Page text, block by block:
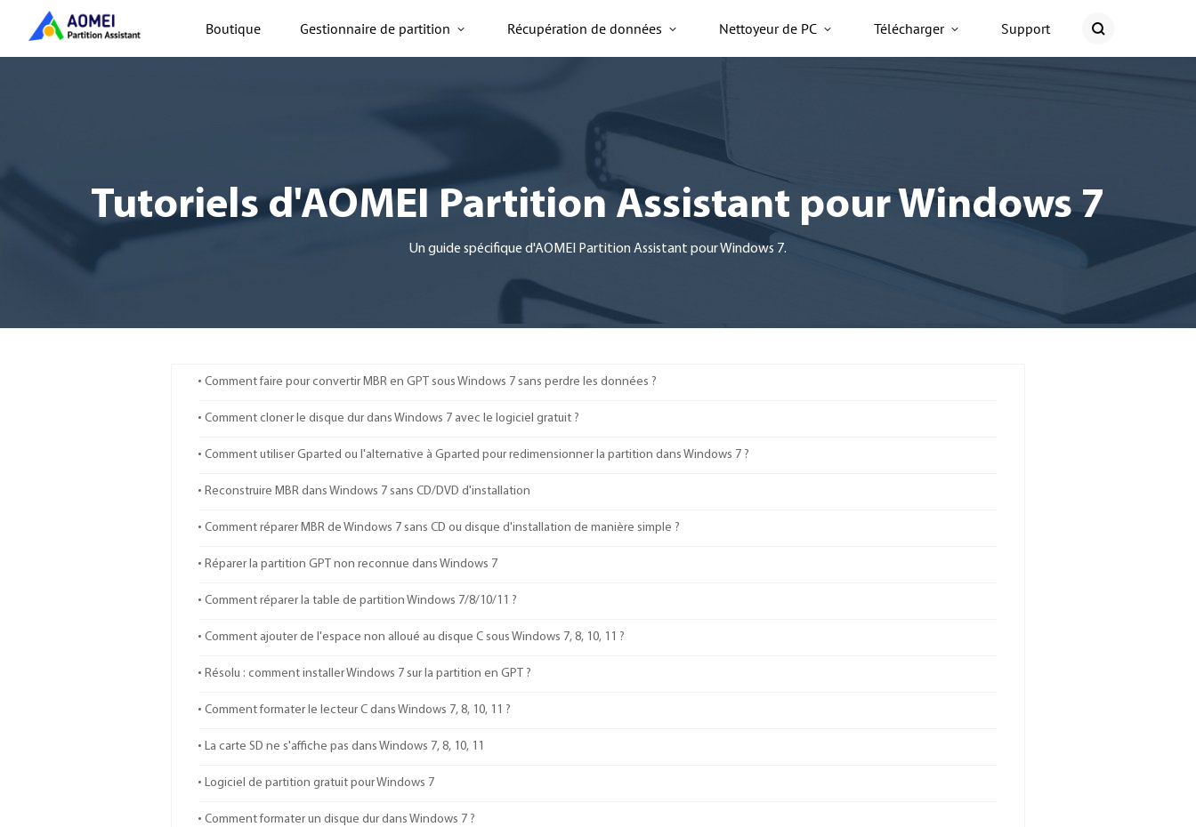
Boutique Gestionnaire de partition Récupération de données Nettoyeur de PC Télécharger Support
Tutoriels d'AOMEI Partition Assistant pour Windows 7
Un guide spécifique d'AOMEI Partition Assistant pour Windows 7.
Comment faire pour convertir MBR en GPT sous Windows 7 sans perdre les données ?
Comment cloner le disque dur dans Windows 7 avec le logiciel gratuit ?
Comment utiliser Gparted ou l'alternative à Gparted pour redimensionner la partition dans Windows 7 ?
Reconstruire MBR dans Windows 7 sans CD/DVD d'installation
Comment réparer MBR de Windows 7 sans CD ou disque d'installation de manière simple ?
Réparer la partition GPT non reconnue dans Windows 7
Comment réparer la table de partition Windows 7/8/10/11 ?
Comment ajouter de l'espace non alloué au disque C sous Windows 7, 8, 10, 11 ?
Résolu : comment installer Windows 7 sur la partition en GPT ?
Comment formater le lecteur C dans Windows 7, 8, 10, 11 ?
La carte SD ne s'affiche pas dans Windows 7, 8, 10, 11
Logiciel de partition gratuit pour Windows 7
Comment formater un disque dur dans Windows 7 ?